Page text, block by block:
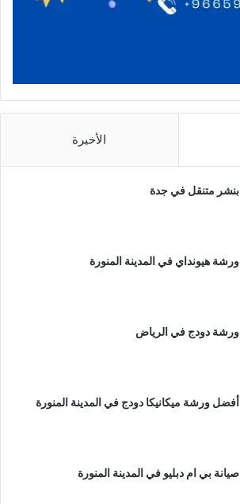
الأخيرة
بنشر متنقل في جدة
ورشة هيونداي في المدينة المنورة
ورشة دودج في الرياض
أفضل ورشة ميكانيكا دودج في المدينة المنورة
صيانة بي ام دبليو في المدينة المنورة